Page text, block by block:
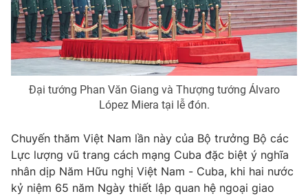
® Cấm sao chép dưới mọi hình thức nếu không có sự chấp
thuận bằng văn bản. Ghi rõ nguồn VTV.vn khi phát hành lại
thông tin từ website này.
Đại tướng Phan Văn Giang và Thượng tướng Álvaro
López Miera tại lễ đón.
Chuyến thăm Việt Nam lần này của Bộ trưởng Bộ các
Lực lượng vũ trang cách mạng Cuba đặc biệt ý nghĩa
nhân dịp Năm Hữu nghị Việt Nam - Cuba, khi hai nước
kỷ niệm 65 năm Ngày thiết lập quan hệ ngoại giao